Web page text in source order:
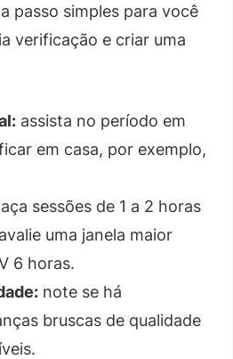
passo simples para você
verificação e criar uma
assista no período em
em casa, por exemplo,
sessões de 1 a 2 horas
uma janela maior
6 horas.
note se há
bruscas de qualidade